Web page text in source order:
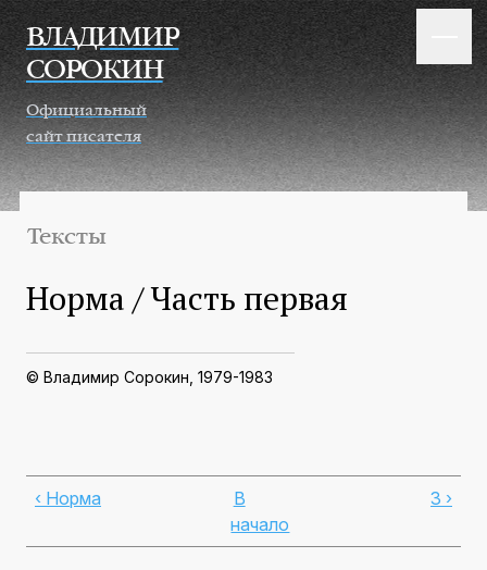
Перейти к основному содержанию
ВЛАДИМИР
СОРОКИН
Официальный
сайт писателя
Тексты
Норма / Часть первая
© Владимир Сорокин, 1979-1983
‹ Норма
В
начало
3 ›